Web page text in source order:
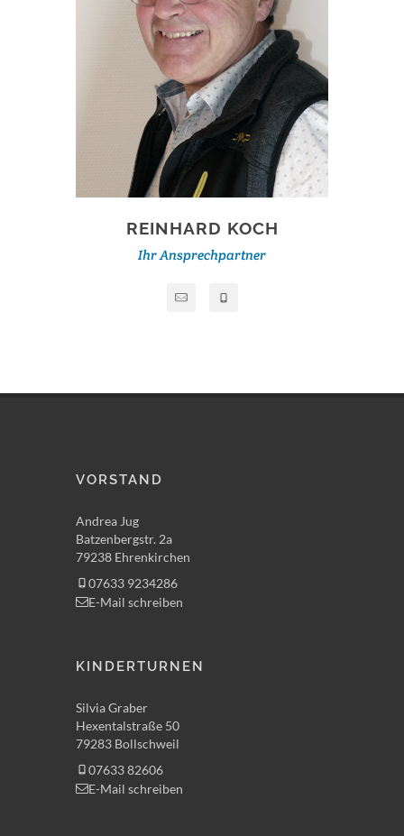
REINHARD KOCH
Ihr Ansprechpartner
VORSTAND
Andrea Jug
Batzenbergstr. 2a
79238 Ehrenkirchen
07633 9234286
E-Mail schreiben
KINDERTURNEN
Silvia Graber
Hexentalstraße 50
79283 Bollschweil
07633 82606
E-Mail schreiben